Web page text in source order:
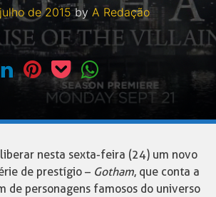
de 2015by A Redação
nesta sexta-feira (24) um novo
de prestígio – Gotham, que conta a
de personagens famosos do universo